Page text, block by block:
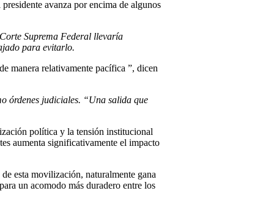
avanza por encima de algunos
Suprema Federal llevaría
para evitarlo.
manera relativamente pacífica ”, dicen
órdenes judiciales. “Una salida que
política y la tensión institucional
aumenta significativamente el impacto
esta movilización, naturalmente gana
un acomodo más duradero entre los